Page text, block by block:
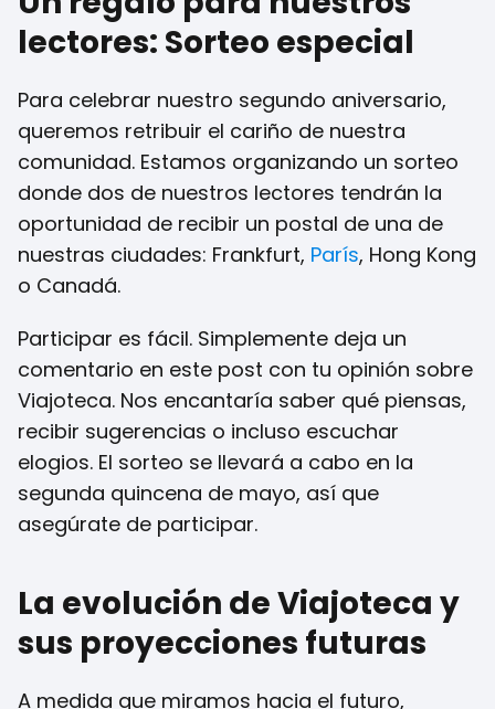
lectores: Sorteo especial
Para celebrar nuestro segundo aniversario,
queremos retribuir el cariño de nuestra
comunidad. Estamos organizando un sorteo
donde dos de nuestros lectores tendrán la
oportunidad de recibir un postal de una de
nuestras ciudades: Frankfurt, París, Hong Kong
o Canadá.
Participar es fácil. Simplemente deja un
comentario en este post con tu opinión sobre
Viajoteca. Nos encantaría saber qué piensas,
recibir sugerencias o incluso escuchar
elogios. El sorteo se llevará a cabo en la
segunda quincena de mayo, así que
asegúrate de participar.
La evolución de Viajoteca y
sus proyecciones futuras
A medida que miramos hacia el futuro,